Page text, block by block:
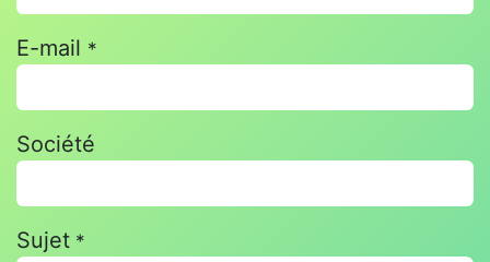
E-mail *
Société
Sujet *